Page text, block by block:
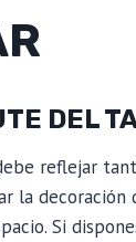
DEL
reflejar
la decoración
Si